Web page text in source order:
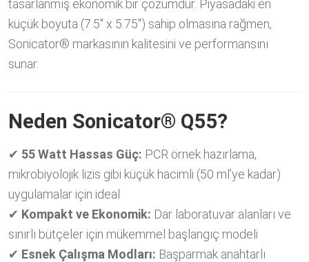
tasarlanmış ekonomik bir çözümdür. Piyasadaki en
küçük boyuta (7.5″ x 5.75″) sahip olmasına rağmen,
Sonicator® markasının kalitesini ve performansını
sunar.
Neden Sonicator® Q55?
✔ 55 Watt Hassas Güç: PCR örnek hazırlama,
mikrobiyolojik lizis gibi küçük hacimli (50 ml’ye kadar)
uygulamalar için ideal
✔ Kompakt ve Ekonomik: Dar laboratuvar alanları ve
sınırlı bütçeler için mükemmel başlangıç modeli
✔ Esnek Çalışma Modları: Başparmak anahtarlı